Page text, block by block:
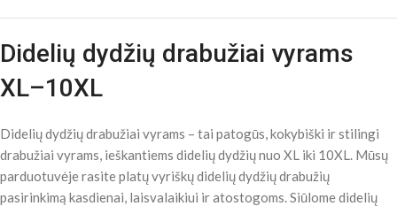
Didelių dydžių drabužiai vyrams
XL–10XL
Didelių dydžių drabužiai vyrams – tai patogūs, kokybiški ir stilingi
drabužiai vyrams, ieškantiems didelių dydžių nuo XL iki 10XL. Mūsų
parduotuvėje rasite platų vyriškų didelių dydžių drabužių
pasirinkimą kasdienai, laisvalaikiui ir atostogoms. Siūlome didelių